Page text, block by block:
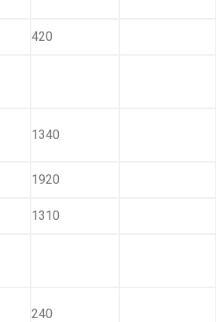
420
1340
1920
1310
240